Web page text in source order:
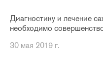
Диагностику и лечение
необходимо
30 мая 2019 г.